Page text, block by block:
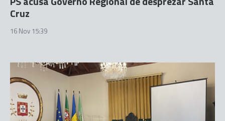
Cruz
16 Nov 15:39